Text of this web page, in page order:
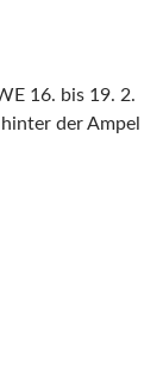
16. bis 19. 2.
der Ampel